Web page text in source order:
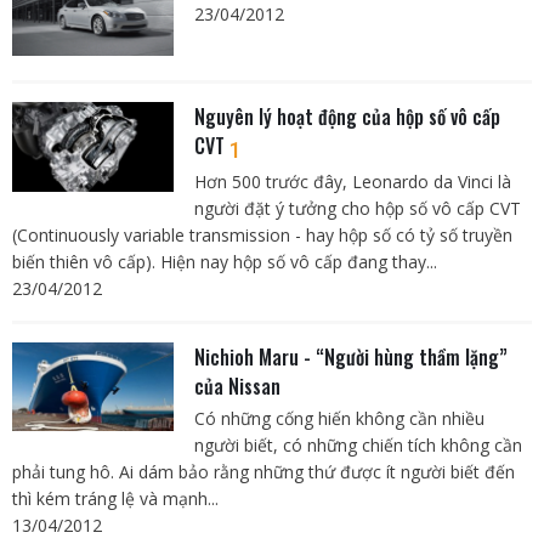
23/04/2012
Nguyên lý hoạt động của hộp số vô cấp
CVT 1
Hơn 500 trước đây, Leonardo da Vinci là
người đặt ý tưởng cho hộp số vô cấp CVT
(Continuously variable transmission - hay hộp số có tỷ số truyền
biến thiên vô cấp). Hiện nay hộp số vô cấp đang thay...
23/04/2012
Nichioh Maru - “Người hùng thầm lặng”
của Nissan
Có những cống hiến không cần nhiều
người biết, có những chiến tích không cần
phải tung hô. Ai dám bảo rằng những thứ được ít người biết đến
thì kém tráng lệ và mạnh...
13/04/2012